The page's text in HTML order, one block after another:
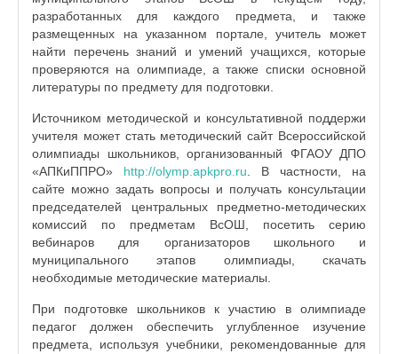
разработанных для каждого предмета, и также
размещенных на указанном портале, учитель может
найти перечень знаний и умений учащихся, которые
проверяются на олимпиаде, а также списки основной
литературы по предмету для подготовки.
Источником методической и консультативной поддержи
учителя может стать методический сайт Всероссийской
олимпиады школьников, организованный ФГАОУ ДПО
«АПКиППРО» http://olymp.apkpro.ru . В частности, на
сайте можно задать вопросы и получать консультации
председателей центральных предметно-методических
комиссий по предметам ВсОШ, посетить серию
вебинаров для организаторов школьного и
муниципального этапов олимпиады, скачать
необходимые методические материалы.
При подготовке школьников к участию в олимпиаде
педагог должен обеспечить углубленное изучение
предмета, используя учебники, рекомендованные для